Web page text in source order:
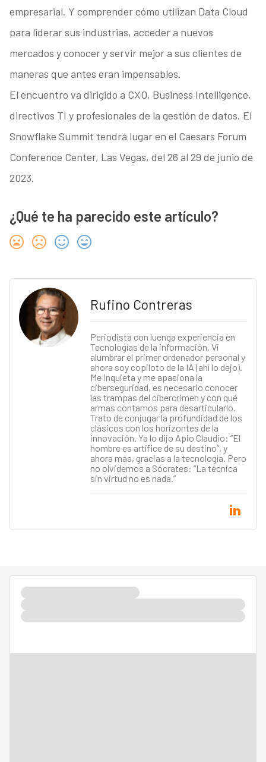
empresarial. Y comprender cómo utilizan Data Cloud
para liderar sus industrias, acceder a nuevos
mercados y conocer y servir mejor a sus clientes de
maneras que antes eran impensables.
El encuentro va dirigido a CXO, Business Intelligence,
directivos TI y profesionales de la gestión de datos. El
Snowflake Summit tendrá lugar en el Caesars Forum
Conference Center, Las Vegas, del 26 al 29 de junio de
2023.
¿Qué te ha parecido este artículo?
Rufino Contreras
Periodista con luenga experiencia en
Tecnologías de la información. Vi
alumbrar el primer ordenador personal y
ahora soy copiloto de la IA (ahí lo dejo).
Me inquieta y me apasiona la
ciberseguridad, es necesario conocer
las trampas del cibercrimen y con qué
armas contamos para desarticularlo.
Trato de conjugar la profundidad de los
clásicos con los horizontes de la
innovación. Ya lo dijo Apio Claudio: “El
hombre es artífice de su destino”, y
ahora más, gracias a la tecnología. Pero
no olvidemos a Sócrates: “La técnica
sin virtud no es nada.”